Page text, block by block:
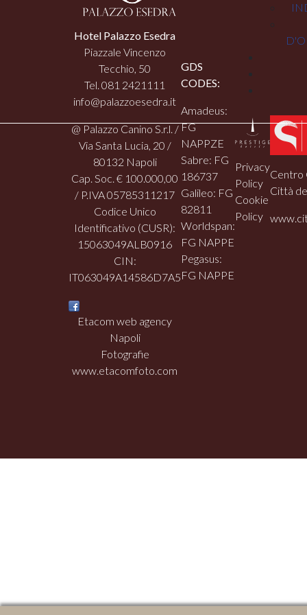
Hotel Palazzo Esedra
Piazzale Vincenzo
Tecchio, 50
Tel. 081 2421111
info@palazzoesedra.it
@ Palazzo Canino S.r.l. /
Via Santa Lucia, 20 /
80132 Napoli
Cap. Soc. € 100.000,00
/ P.IVA 05785311217
Codice Unico
Identificativo (CUSR):
15063049ALB0916
CIN:
IT063049A14586D7A5
Etacom web agency
Napoli
Fotografie
www.etacomfoto.com
GDS
CODES:
Amadeus:
FG
NAPPZE
Sabre: FG
186737
Galileo: FG
82811
Worldspan:
FG NAPPE
Pegasus:
FG NAPPE
Privacy
Policy
Cookie
Policy
Centro
Città